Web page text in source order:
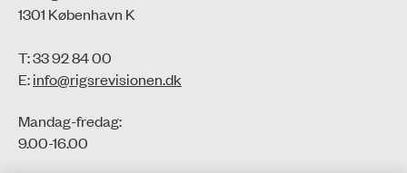
1301 København K
T: 33 92 84 00
E:info@rigsrevisionen.dk
Mandag-fredag:
9.00-16.00​